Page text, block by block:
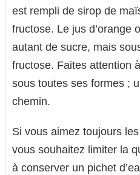
est rempli de sirop de
fructose. Le jus d’orange
autant de sucre, mais
fructose. Faites attention
sous toutes ses formes ;
chemin.
Si vous aimez toujours
vous souhaitez limiter la
à conserver un pichet